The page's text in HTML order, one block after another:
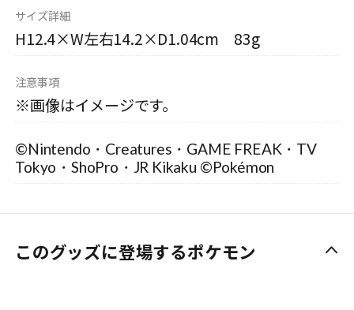
サイズ詳細
H12.4×W左右14.2×D1.04cm 83g
注意事項
※画像はイメージです。
©Nintendo・Creatures・GAME FREAK・TV
Tokyo・ShoPro・JR Kikaku ©Pokémon
このグッズに登場するポケモン